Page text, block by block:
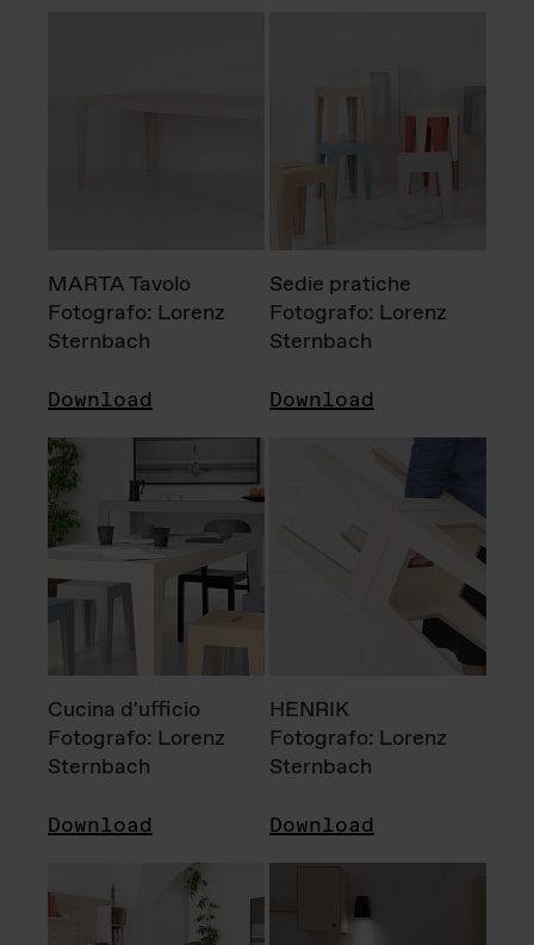
MARTA Tavolo
Fotografo: Lorenz
Sternbach
Download
Sedie pratiche
Fotografo: Lorenz
Sternbach
Download
Cucina d'ufficio
Fotografo: Lorenz
Sternbach
Download
HENRIK
Fotografo: Lorenz
Sternbach
Download